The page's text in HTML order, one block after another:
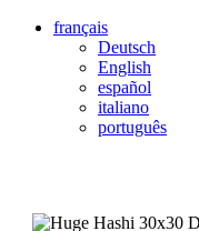
français
Deutsch
English
español
italiano
português